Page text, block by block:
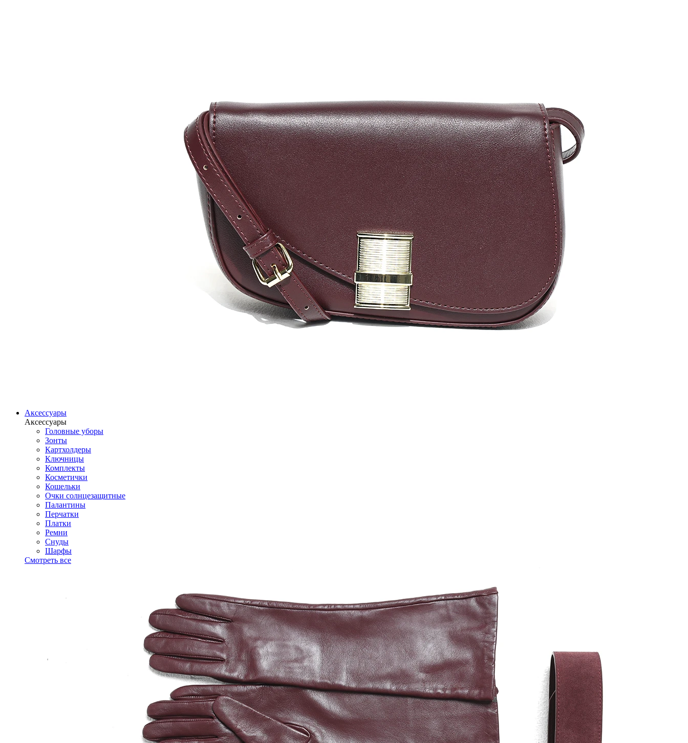
Аксессуары
Аксессуары
Головные уборы
Зонты
Картхолдеры
Ключницы
Комплекты
Косметички
Кошельки
Очки солнцезащитные
Палантины
Перчатки
Платки
Ремни
Снуды
Шарфы
Смотреть все